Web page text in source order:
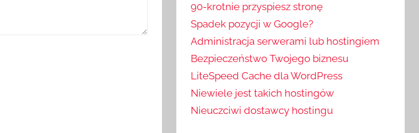
90-krotnie przyspiesz stronę
Spadek pozycji w Google?
Administracja serwerami lub hostingiem
Bezpieczeństwo Twojego biznesu
LiteSpeed Cache dla WordPress
Niewiele jest takich hostingów
Nieuczciwi dostawcy hostingu